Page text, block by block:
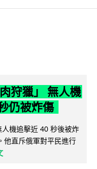
狩獵」 無人機
仍被炸傷
機追擊近 40 秒後被炸
他直斥俄軍對平民進行